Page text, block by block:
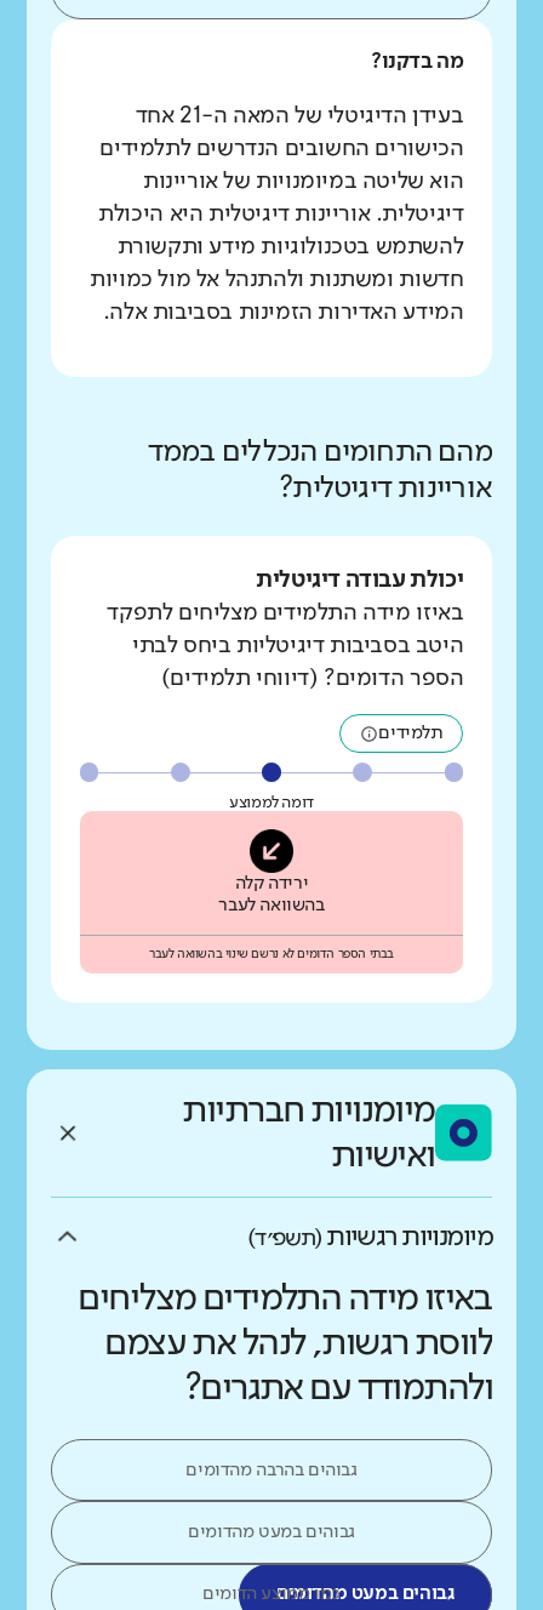
מה בדקנו?
בעידן הדיגיטלי של המאה ה-21 אחד
הכישורים החשובים הנדרשים לתלמידים
הוא שליטה במיומנויות של אוריינות
דיגיטלית. אוריינות דיגיטלית היא היכולת
להשתמש בטכנולוגיות מידע ותקשורת
חדשות ומשתנות ולהתנהל אל מול כמויות
המידע האדירות הזמינות בסביבות אלה.
מהם התחומים הנכללים בממד
אוריינות דיגיטלית?
יכולת עבודה דיגיטלית
באיזו מידה התלמידים מצליחים לתפקד
היטב בסביבות דיגיטליות ביחס לבתי
הספר הדומים? (דיווחי תלמידים)
תלמידים
דומה לממוצע
ירידה קלה
בהשוואה לעבר
בבתי הספר הדומים לא נרשם שינוי בהשוואה לעבר
מיומנויות חברתיות
ואישיות
מיומנויות רגשיות (תשפ״ד)
באיזו מידה התלמידים מצליחים
לווסת רגשות, לנהל את עצמם
ולהתמודד עם אתגרים?
גבוהים בהרבה מהדומים
גבוהים במעט מהדומים
גבוהים במעט מהדומיםכמו ממוצע הדומים